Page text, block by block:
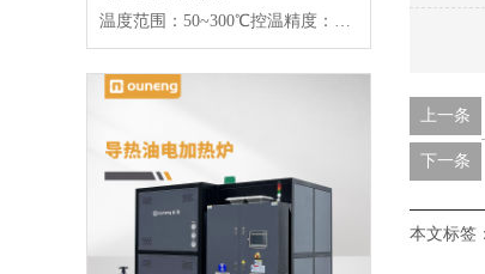
上一条
下一条
本文标签